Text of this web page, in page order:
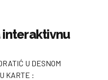
interaktivnu
U DESNOM
KARTE :